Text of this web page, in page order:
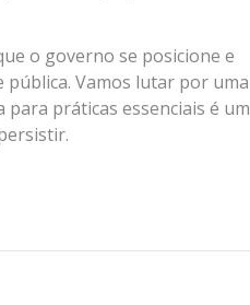
o governo se posicione e
Vamos lutar por uma
práticas essenciais é um